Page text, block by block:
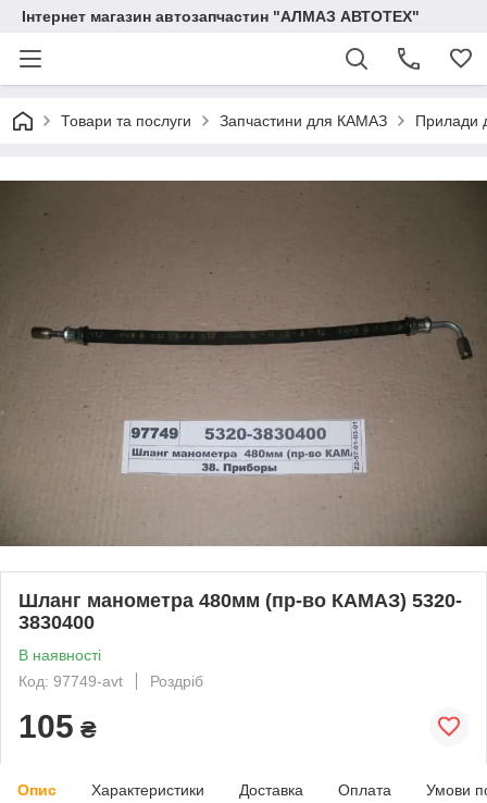
Інтернет магазин автозапчастин "АЛМАЗ АВТОТЕХ"
Товари та послуги Запчастини для КАМАЗ Прилади
Шланг манометра 480мм (пр-во КАМАЗ) 5320-
3830400
В наявності
Код: 97749-avt
Роздріб
105 ₴
Опис Характеристики Доставка Оплата Умови